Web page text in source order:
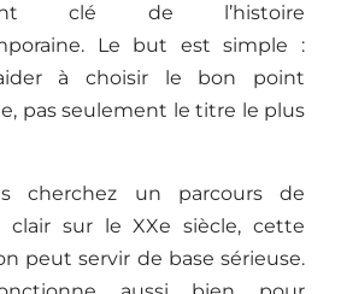
clé de l’histoire
Le but est simple :
à choisir le bon point
pas seulement le titre le plus
cherchez un parcours de
clair sur le XXe siècle, cette
peut servir de base sérieuse.